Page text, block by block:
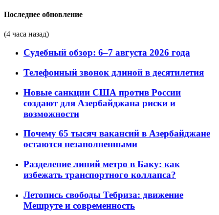
Последнее обновление
(4 часа назад)
Судебный обзор: 6–7 августа 2026 года
Телефонный звонок длиной в десятилетия
Новые санкции США против России
создают для Азербайджана риски и
возможности
Почему 65 тысяч вакансий в Азербайджане
остаются незаполненными
Разделение линий метро в Баку: как
избежать транспортного коллапса?
Летопись свободы Тебриза: движение
Мешруте и современность